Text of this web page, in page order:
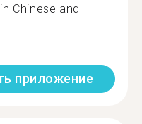
Chinese and
приложение